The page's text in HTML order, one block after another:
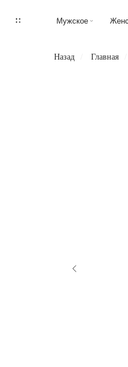
Мужское Женское
Назад Главная